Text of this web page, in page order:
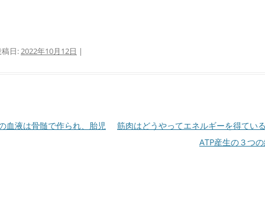
日:2022年10月12日 |
血液は骨髄で作られ、胎児
筋肉はどうやってエネルギーを得てい
ATP産生の３つ